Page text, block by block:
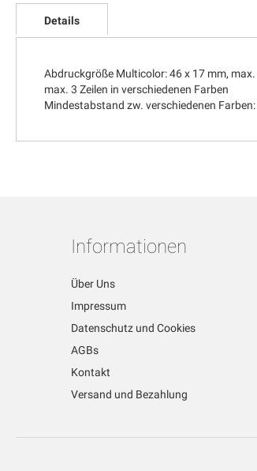
Anfang
Bildgalerie
Details
Abdruckgröße Multicolor: 46 x 17 mm, max.
max. 3 Zeilen in verschiedenen Farben
Mindestabstand zw. verschiedenen
Informationen
Über Uns
Impressum
Datenschutz und Cookies
AGBs
Kontakt
Versand und Bezahlung